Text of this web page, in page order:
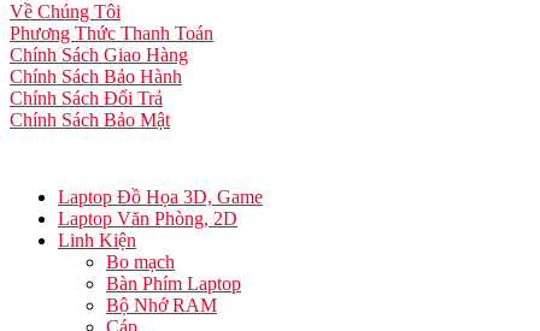
Về Chúng Tôi
Phương Thức Thanh Toán
Chính Sách Giao Hàng
Chính Sách Bảo Hành
Chính Sách Đổi Trả
Chính Sách Bảo Mật
Laptop Đồ Họa 3D, Game
Laptop Văn Phòng, 2D
Linh Kiện
Bo mạch
Bàn Phím Laptop
Bộ Nhớ RAM